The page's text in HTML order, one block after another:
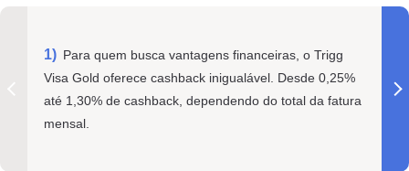
Para quem busca vantagens financeiras, o Trigg
Visa Gold oferece cashback inigualável. Desde 0,25%
até 1,30% de cashback, dependendo do total da fatura
mensal.